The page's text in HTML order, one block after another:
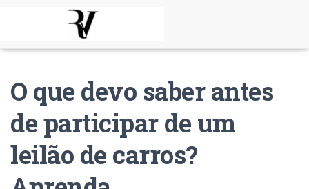
O que devo saber antes
de participar de um
leilão de carros?